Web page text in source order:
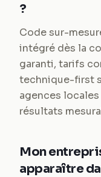
?
Code sur-
intégré dès la
garanti, tarifs
technique-first
agences
résultats
Mon
apparaître